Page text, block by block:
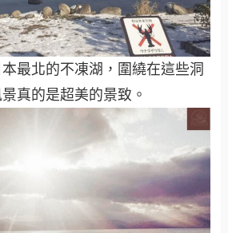
最北的不凍湖，圍繞在這些洞
真的是超美的景致。